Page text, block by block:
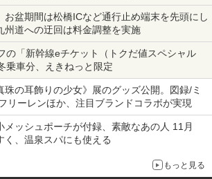
お盆期間は松橋ICなど通行止め端末を先頭にし
州道への迂回は料金調整を実施
の「新幹線eチケット（トクだ値スペシャル
乗車分、えきねっと限定
珠の耳飾りの少女》展のグッズ公開。図録/ミ
リーレンほか、注目ブランドコラボが実現
メッシュポーチが付録、素敵なあの人 11月
く、温泉スパにも使える
もっと見る